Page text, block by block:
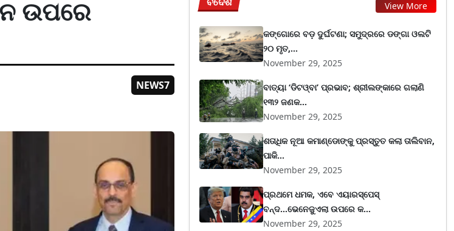
ଉପରେ
NEWS7
View More
କଙ୍ଗୋରେ ବଡ଼ ଦୁର୍ଘଟଣା; ସମୁଦ୍ରରେ ଡଙ୍ଗା ଓଲଟି
୨୦ ମୃତ,...
November 29, 2025
ବାତ୍ୟା ‘ଡିଟଓ୍ବା’ ପ୍ରଭାବ; ଶ୍ରୀଲଙ୍କାରେ ଗଲାଣି
୧୩୨ ଜଣକ...
November 29, 2025
ଶତାଧିକ ନୂଆ କମାଣ୍ଡୋଙ୍କୁ ପ୍ରସ୍ତୁତ କଲା ତାଲିବାନ,
ପାକି...
November 29, 2025
ପ୍ରଥମେ ଧମକ, ଏବେ ଏୟାରସ୍ପେସ୍
ବନ୍ଦ...ଭେନେଜୁଏଲା ଉପରେ କ...
November 29, 2025